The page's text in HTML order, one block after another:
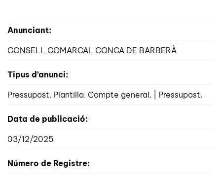
Anunciant:
CONSELL COMARCAL CONCA DE BARBERÀ
Tipus d’anunci:
Pressupost. Plantilla. Compte general. | Pressupost.
Data de publicació:
03/12/2025
Número de Registre: